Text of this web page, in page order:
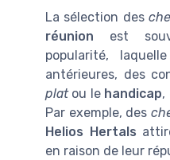
La sélection des
réunion est
popularité,
antérieures, des
platou le handicap,
Par exemple, des
Helios Hertals
en raison de leur